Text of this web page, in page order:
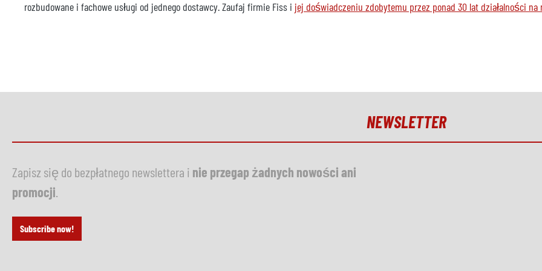
rozbudowane i fachowe usługi od jednego dostawcy. Zaufaj firmie Fiss i jej doświadczeniu zdobytemu przez ponad 30 lat działalności na
NEWSLETTER
Zapisz się do bezpłatnego newslettera i nie przegap żadnych nowości ani
promocji
Subscribe now!